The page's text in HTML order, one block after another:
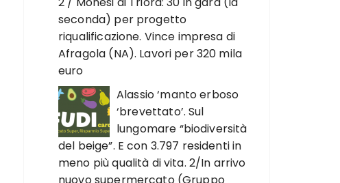
seconda) per progetto
riqualificazione. Vince impresa di
Afragola (NA). Lavori per 320 mila
euro
Alassio ‘manto erboso
‘brevettato’. Sul
lungomare “biodiversità
del beige”. E con 3.797 residenti in
meno più qualità di vita. 2/In arrivo